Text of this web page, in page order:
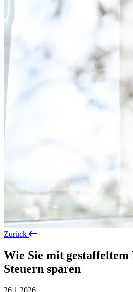
Zurück
Wie Sie mit
Steuern sparen
26.1.2026